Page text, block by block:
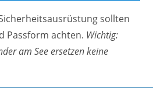
sollten
Passform achten. Wichtig:
am See ersetzen keine